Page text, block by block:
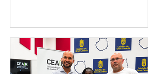
Comisión Española de Ayuda al
Refugiado (CEAR). En el
documento se señala que, pese a